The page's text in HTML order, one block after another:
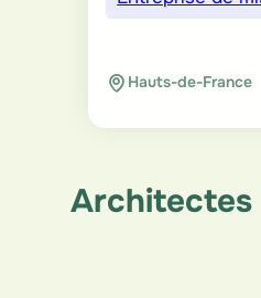
Hauts-de-France
Architectes